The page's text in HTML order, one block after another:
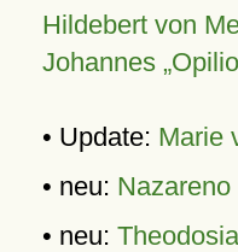
Hildebert von
Johannes
• Update: Marie
• neu:
• neu: Theodosia